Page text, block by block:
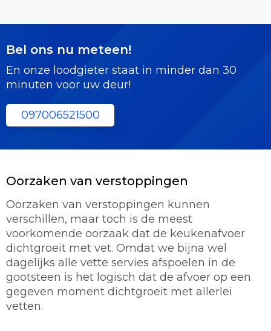
Bel ons nu meteen!
En onze loodgieter staat in minder dan 30
minuten voor uw deur!
097006521500
Oorzaken van verstoppingen
Oorzaken van verstoppingen kunnen
verschillen, maar toch is de meest
voorkomende oorzaak dat de keukenafvoer
dichtgroeit met vet. Omdat we bijna wel
dagelijks alle vette servies afspoelen in de
gootsteen is het logisch dat de afvoer op een
gegeven moment dichtgroeit met allerlei
vetten.